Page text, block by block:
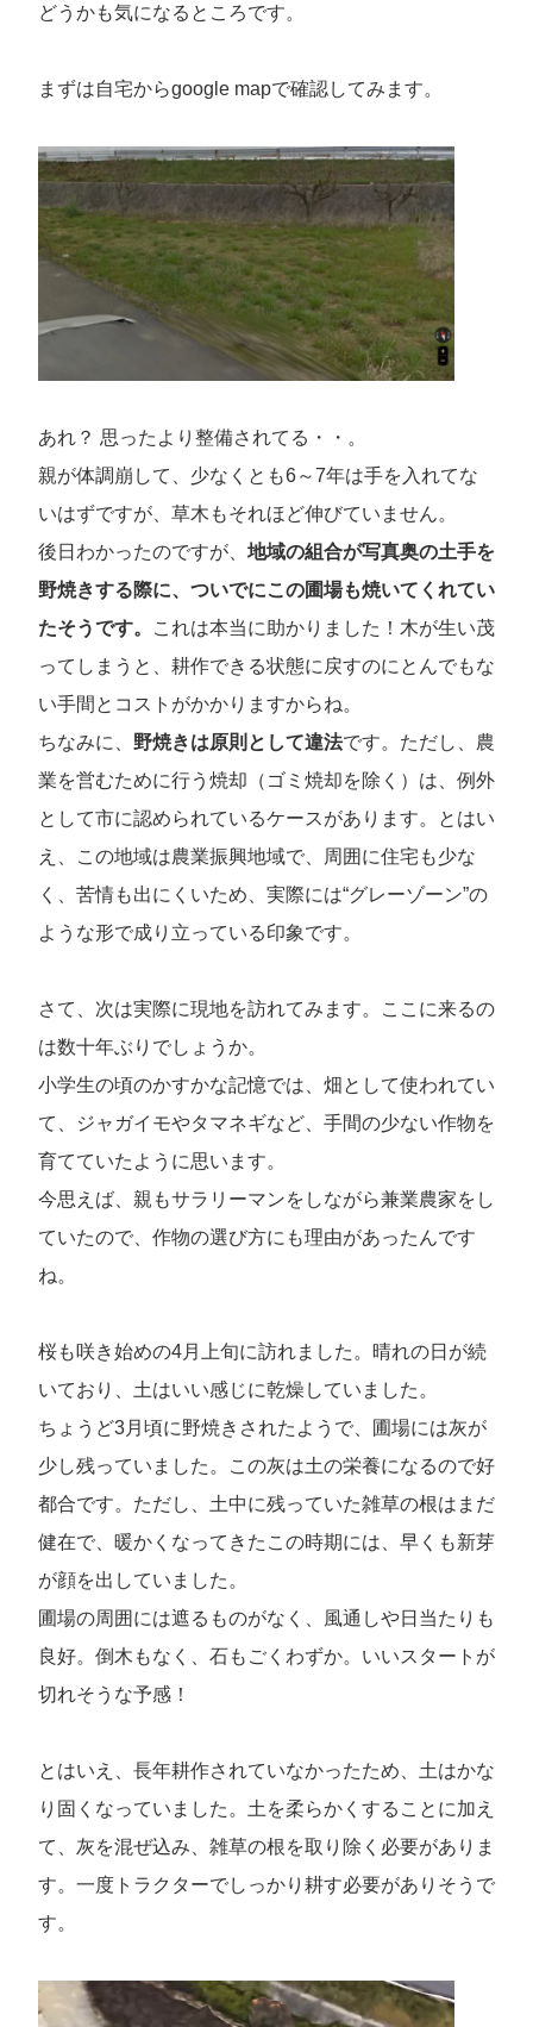
どうかも気になるところです。
まずは自宅からgoogle mapで確認してみます。
あれ？ 思ったより整備されてる・・。
親が体調崩して、少なくとも6～7年は手を入れてな
いはずですが、草木もそれほど伸びていません。
後日わかったのですが、 地域の組合が写真奥の土手を
野焼きする際に、ついでにこの圃場も焼いてくれてい
たそうです。
これは本当に助かりました！木が生い茂
ってしまうと、耕作できる状態に戻すのにとんでもな
い手間とコストがかかりますからね。
ちなみに、 野焼きは原則として違法です。ただし、農
業を営むために行う焼却（ゴミ焼却を除く）は、例外
として市に認められているケースがあります。とはい
え、この地域は農業振興地域で、周囲に住宅も少な
く、苦情も出にくいため、実際には“グレーゾーン”の
ような形で成り立っている印象です。
さて、次は実際に現地を訪れてみます。ここに来るの
は数十年ぶりでしょうか。
小学生の頃のかすかな記憶では、畑として使われてい
て、ジャガイモやタマネギなど、手間の少ない作物を
育てていたように思います。
今思えば、親もサラリーマンをしながら兼業農家をし
ていたので、作物の選び方にも理由があったんです
ね。
桜も咲き始めの4月上旬に訪れました。晴れの日が続
いており、土はいい感じに乾燥していました。
ちょうど3月頃に野焼きされたようで、圃場には灰が
少し残っていました。この灰は土の栄養になるので好
都合です。ただし、土中に残っていた雑草の根はまだ
健在で、暖かくなってきたこの時期には、早くも新芽
が顔を出していました。
圃場の周囲には遮るものがなく、風通しや日当たりも
良好。倒木もなく、石もごくわずか。いいスタートが
切れそうな予感！
とはいえ、長年耕作されていなかったため、土はかな
り固くなっていました。土を柔らかくすることに加え
て、灰を混ぜ込み、雑草の根を取り除く必要がありま
す。一度トラクターでしっかり耕す必要がありそうで
す。